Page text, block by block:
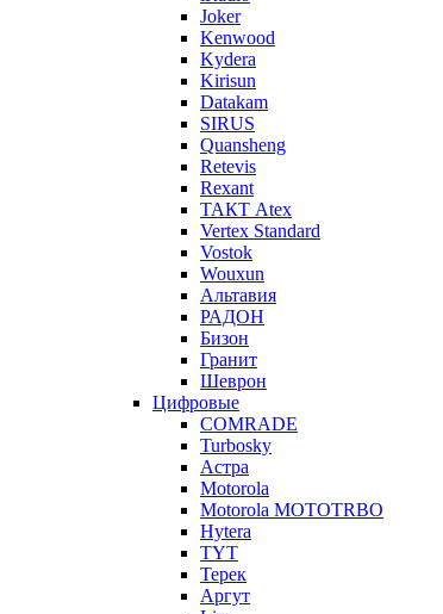
Joker
Kenwood
Kydera
Kirisun
Datakam
SIRUS
Quansheng
Retevis
Rexant
ТАКТ Atex
Vertex Standard
Vostok
Wouxun
Альтавия
РАДОН
Бизон
Гранит
Шеврон
Цифровые
COMRADE
Turbosky
Астра
Motorola
Motorola MOTOTRBO
Hytera
TYT
Терек
Аргут